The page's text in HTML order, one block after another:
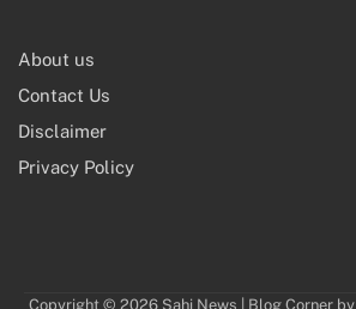
About us
Contact Us
Disclaimer
Privacy Policy
Copyright © 2026 Sahi News | Blog Corner by